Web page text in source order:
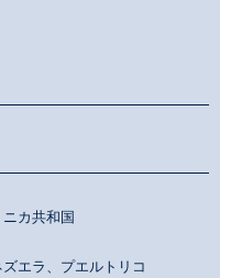
カ共和国
エラ、プエルトリコ